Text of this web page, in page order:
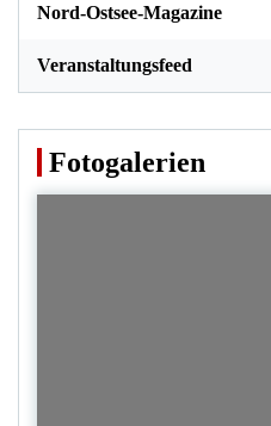
Nord-Ostsee-Magazine
Veranstaltungsfeed
Fotogalerien